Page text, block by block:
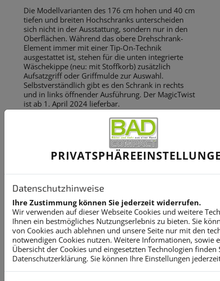
Die Modellvarianten des 176 cm hohen und 40 cm
tiefen und breiten Hochschranks unterscheiden
sich nicht in der Ausstattung, sondern nur in den
Oberflächen. Während das obere Drehschrank-
Element immer mit einer Tip-On-Technik
ausgestattet ist, stehen für die unten integrierte
Wäschekippe (neu: mit Stoffkorb) zusätzlich
Aufsatzgriff oder Griffmulde zur Auswahl.
Selbstverständlich gibt es den Schrank in rechts
und in links öffnender Ausführung. Der MagicTwist
ist ab 1. April 2024 lieferbar.
Datenschutzhinweise
Ihre Zustimmung können Sie jederzeit widerrufen.
Wir verwenden auf dieser Webseite Cookies und weitere
Ihnen ein bestmögliches Nutzungserlebnis zu bieten. Sie
von Cookies auch ablehnen und unsere Seite nur mit den
notwendigen Cookies nutzen. Weitere Informationen, sowie
Übersicht der Cookies und eingesetzten Technologien finden
Datenschutzerklärung. Sie können Ihre Einstellungen